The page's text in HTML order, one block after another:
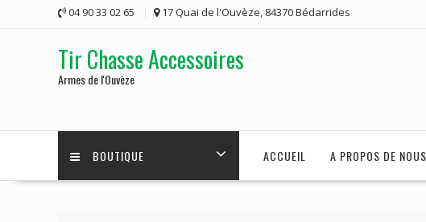
04 90 33 02 65 17 Quai de l'Ouvèze, 84370 Bédarrides
Tir Chasse Accessoires
Armes de l'Ouvèze
BOUTIQUE ACCUEIL A PROPOS DE NOUS